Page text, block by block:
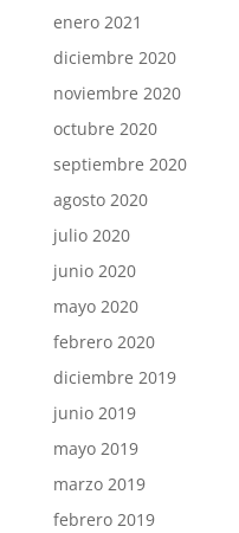
enero 2021
diciembre 2020
noviembre 2020
octubre 2020
septiembre 2020
agosto 2020
julio 2020
junio 2020
mayo 2020
febrero 2020
diciembre 2019
junio 2019
mayo 2019
marzo 2019
febrero 2019